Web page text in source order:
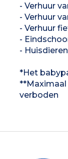
- Verhuur
- Verhuur
- Verhuur
-
-
*Het
**Maximaal
verboden